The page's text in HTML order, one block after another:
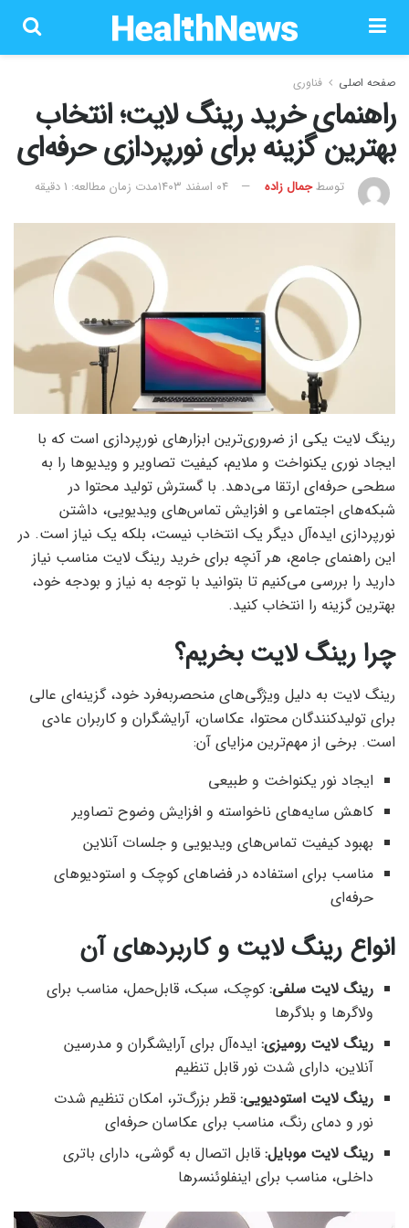
صفحه اصلی فناوری
راهنمای خرید رینگ لایت؛ انتخاب
بهترین گزینه برای نورپردازی حرفه‌ای
توسطجمال زاده ۰۴ اسفند ۱۴۰۳ مدت زمان مطالعه: 1 دقیقه
رینگ لایت یکی از ضروری‌ترین ابزارهای نورپردازی است که با
ایجاد نوری یکنواخت و ملایم، کیفیت تصاویر و ویدیوها را به
سطحی حرفه‌ای ارتقا می‌دهد. با گسترش تولید محتوا در
شبکه‌های اجتماعی و افزایش تماس‌های ویدیویی، داشتن
نورپردازی ایده‌آل دیگر یک انتخاب نیست، بلکه یک نیاز است. در
این راهنمای جامع، هر آنچه برای خرید رینگ لایت مناسب نیاز
دارید را بررسی می‌کنیم تا بتوانید با توجه به نیاز و بودجه خود،
بهترین گزینه را انتخاب کنید.
چرا رینگ لایت بخریم؟
رینگ لایت به دلیل ویژگی‌های منحصربه‌فرد خود، گزینه‌ای عالی
برای تولیدکنندگان محتوا، عکاسان، آرایشگران و کاربران عادی
است. برخی از مهم‌ترین مزایای آن:
ایجاد نور یکنواخت و طبیعی
کاهش سایه‌های ناخواسته و افزایش وضوح تصاویر
بهبود کیفیت تماس‌های ویدیویی و جلسات آنلاین
مناسب برای استفاده در فضاهای کوچک و استودیوهای
حرفه‌ای
انواع رینگ لایت و کاربردهای آن
رینگ لایت سلفی: کوچک، سبک، قابل‌حمل، مناسب برای
ولاگرها و بلاگرها
رینگ لایت رومیزی: ایده‌آل برای آرایشگران و مدرسین
آنلاین، دارای شدت نور قابل تنظیم
رینگ لایت استودیویی: قطر بزرگ‌تر، امکان تنظیم شدت
نور و دمای رنگ، مناسب برای عکاسان حرفه‌ای
رینگ لایت موبایل: قابل اتصال به گوشی، دارای باتری
داخلی، مناسب برای اینفلوئنسرها